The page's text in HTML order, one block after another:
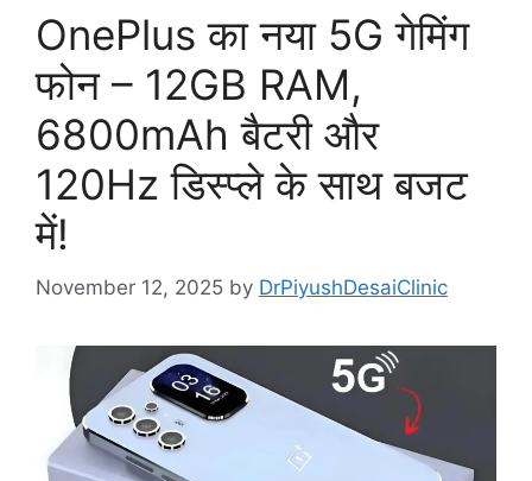
OnePlus का नया 5G गेमिंग
फोन – 12GB RAM,
6800mAh बैटरी और
120Hz डिस्प्ले के साथ बजट
में!
November 12, 2025 by DrPiyushDesaiClinic